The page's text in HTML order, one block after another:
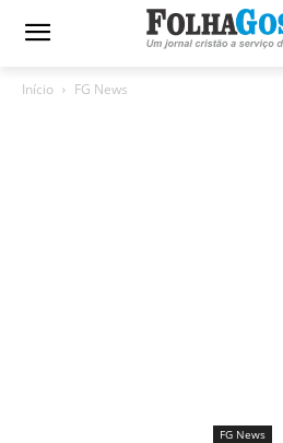
Início FG News
FG News